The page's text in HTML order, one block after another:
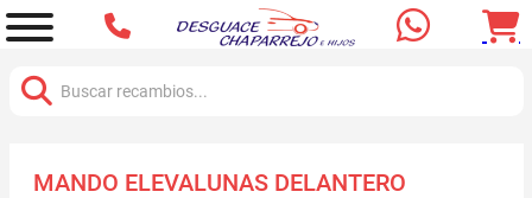
MANDO ELEVALUNAS DELANTERO